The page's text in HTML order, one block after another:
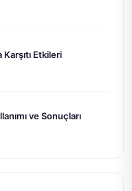
Etkileri
ve Sonuçları